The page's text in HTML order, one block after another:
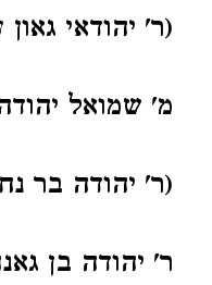
(ר' יהודאי גאון
מ' שמואל
(ר' יהודה בר
ר' יהודה בן